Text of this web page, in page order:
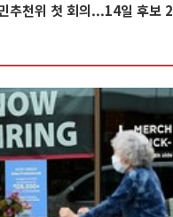
추천위 첫 회의...14일 후보 2